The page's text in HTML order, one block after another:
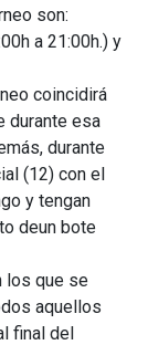
son:
a 21:00h.) y
coincidirá
durante esa
durante
(12) con el
y tengan
deun bote
los que se
aquellos
final del